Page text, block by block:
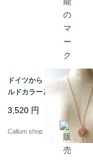
ドイツから ピンクゴー
ルドカラーとラインス
トーンメダルのペンダ
ント コスチュームジュ
エリー アクセサリー ア
ンティーク ia0045
3,520 円
Callum shop